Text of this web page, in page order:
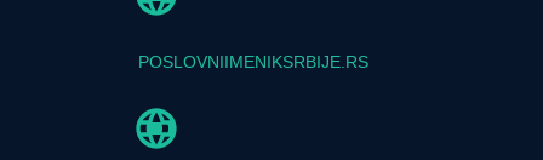
POSLOVNIIMENIKSRBIJE.RS